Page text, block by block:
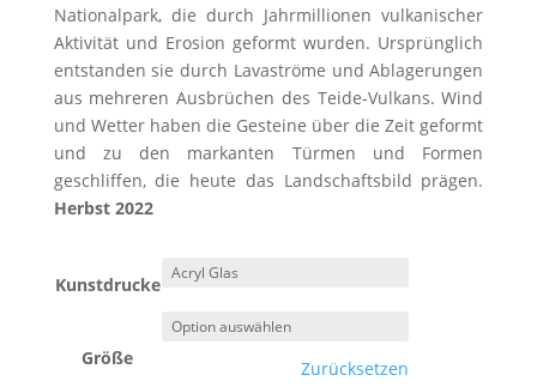
Nationalpark, die durch Jahrmillionen vulkanischer
Aktivität und Erosion geformt wurden. Ursprünglich
entstanden sie durch Lavaströme und Ablagerungen
aus mehreren Ausbrüchen des Teide-Vulkans. Wind
und Wetter haben die Gesteine über die Zeit geformt
und zu den markanten Türmen und Formen
geschliffen, die heute das Landschaftsbild prägen.
Herbst 2022
Kunstdrucke
Größe Zurücksetzen